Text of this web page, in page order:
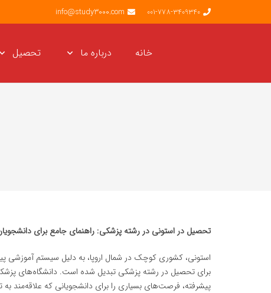
001-778-3409340
info@study3000.com
خانه درباره ما تحصیل
تحصیل در استونی در رشته پزشکی: راهنمای جامع برای
استونی، کشوری کوچک در شمال اروپا، به دلیل سیستم آموزشی
برای تحصیل در رشته پزشکی تبدیل شده است. دانشگاه‌های
پیشرفته، فرصت‌های بسیاری را برای دانشجویانی که علاقه‌مند